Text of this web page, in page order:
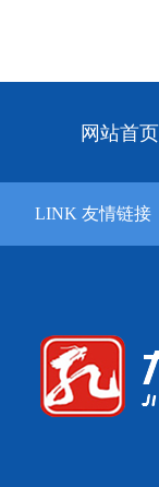
网站首页
LINK 友情链接